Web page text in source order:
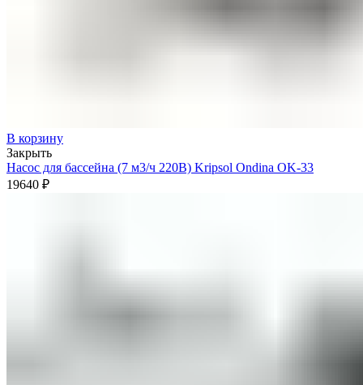
В корзину
Закрыть
Насос для бассейна (7 м3/ч 220В) Kripsol Ondina ОK-33
19640 ₽